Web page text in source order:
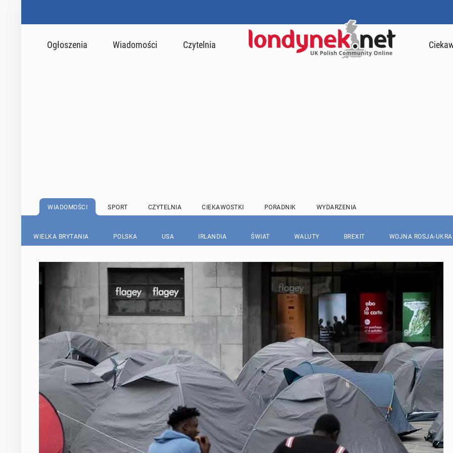
Ogłoszenia Wiadomości Czytelnia
WIADOMOŚCI SPORT CZYTELNIA CIEKAWOSTKI PORADNIK WYDARZENIA
WIELKA BRYTANIA POLSKA USA IRLANDIA ŚWIAT WALUTY BREXIT WOJNA ROSJA-